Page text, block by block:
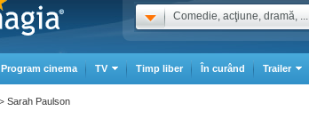
Comedie, acţiune, dramă, ...
Program cinema TV Timp liber În curând Trailer
> Sarah Paulson